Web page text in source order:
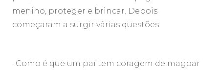
menino, proteger e brincar. Depois
começaram a surgir várias questões:
. Como é que um pai tem coragem de magoar